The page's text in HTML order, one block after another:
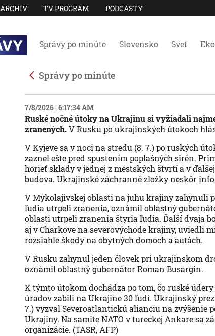
ARCHÍV TV PROGRAM PODCASTY
Správy po minúte Slovensko Svet
Správy po minúte
7/8/2026 | 6:17:34 AM
Ruské nočné útoky na Ukrajinu si vyžiadali
zranených.V Rusku po ukrajinských útokoch
V Kyjeve sa v noci na stredu (8. 7.) po ruských
zaznel ešte pred spustením poplašných sirén.
horieť sklady v jednej z mestských štvrtí a v
budova. Ukrajinské záchranné zložky neskôr
V Mykolajivskej oblasti na juhu krajiny zahynuli
ľudia utrpeli zranenia, oznámil oblastný
oblasti utrpeli zranenia štyria ľudia. Ďalší dvaja
aj v Charkove na severovýchode krajiny, uviedli
rozsiahle škody na obytných domoch a autách.
V Rusku zahynul jeden človek pri ukrajinskom
oznámil oblastný gubernátor Roman Busargin.
K týmto útokom dochádza po tom, čo ruské
úradov zabili na Ukrajine 30 ľudí. Ukrajinský
7.) vyzval Severoatlantickú alianciu na zvýšenie
Ukrajiny. Na samite NATO v tureckej Ankare sa
organizácie. (TASR, AFP)